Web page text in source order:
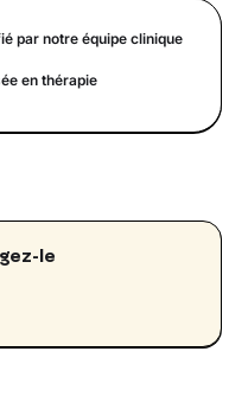
par notre équipe clinique
en thérapie
le